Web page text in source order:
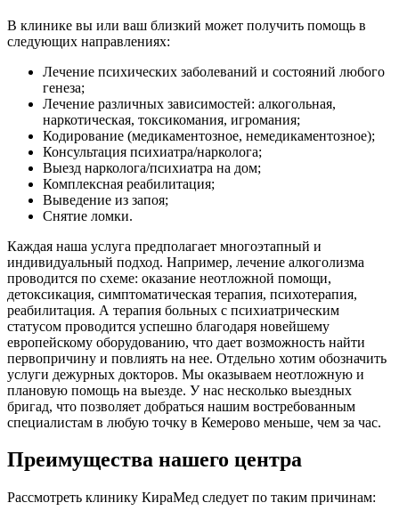
В клинике вы или ваш близкий может получить помощь в
следующих направлениях:
Лечение психических заболеваний и состояний любого
генеза;
Лечение различных зависимостей: алкогольная,
наркотическая, токсикомания, игромания;
Кодирование (медикаментозное, немедикаментозное);
Консультация психиатра/нарколога;
Выезд нарколога/психиатра на дом;
Комплексная реабилитация;
Выведение из запоя;
Снятие ломки.
Каждая наша услуга предполагает многоэтапный и
индивидуальный подход. Например, лечение алкоголизма
проводится по схеме: оказание неотложной помощи,
детоксикация, симптоматическая терапия, психотерапия,
реабилитация. А терапия больных с психиатрическим
статусом проводится успешно благодаря новейшему
европейскому оборудованию, что дает возможность найти
первопричину и повлиять на нее. Отдельно хотим обозначить
услуги дежурных докторов. Мы оказываем неотложную и
плановую помощь на выезде. У нас несколько выездных
бригад, что позволяет добраться нашим востребованным
специалистам в любую точку в Кемерово меньше, чем за час.
Преимущества нашего центра
Рассмотреть клинику КираМед следует по таким причинам: